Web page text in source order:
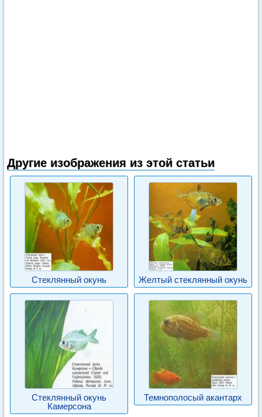
Другие изображения из этой статьи
Стеклянный окунь Желтый стеклянный окунь
Стеклянный окунь
Камерсона
Темнополосый акантарх